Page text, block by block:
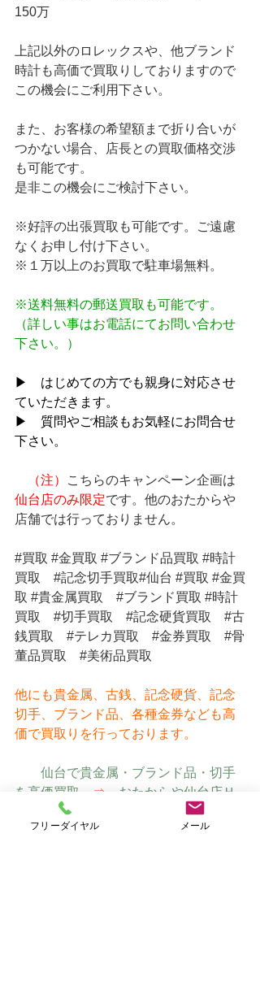
150万
上記以外のロレックスや、他ブランド
時計も高価で買取りしておりますので
この機会にご利用下さい。
また、お客様の希望額まで折り合いが
つかない場合、店長との買取価格交渉
も可能です。
是非この機会にご検討下さい。
※好評の出張買取も可能です。ご遠慮
なくお申し付け下さい。
※１万以上のお買取で駐車場無料。
※送料無料の郵送買取も可能です。
（詳しい事はお電話にてお問い合わせ
下さい。）
▶　はじめての方でも親身に対応させ
ていただきます。
▶　質問やご相談もお気軽にお問合せ
下さい。
（注）
こちらのキャンペーン企画は
仙台店のみ限定です。他のおたからや
店舗では行っておりません。
#買取 #金買取 #ブランド品買取 #時計
買取
#記念切手買取#仙台 #買取 #金買
取 #貴金属買取 #ブランド買取 #時計
買取
#切手買取 #記念硬貨買取
#古
銭買取
#テレカ買取 #金券買取
#骨
董品買取
#美術品買取
他にも貴金属、古銭、記念硬貨、記念
切手、ブランド品、各種金券なども高
価で買取りを行っております。
仙台で貴金属・ブランド品・切手
を高価買取
⇒ おたからや仙台店Ｈ
Ｐ（オリジナルサイト）
フリーダイヤル メール